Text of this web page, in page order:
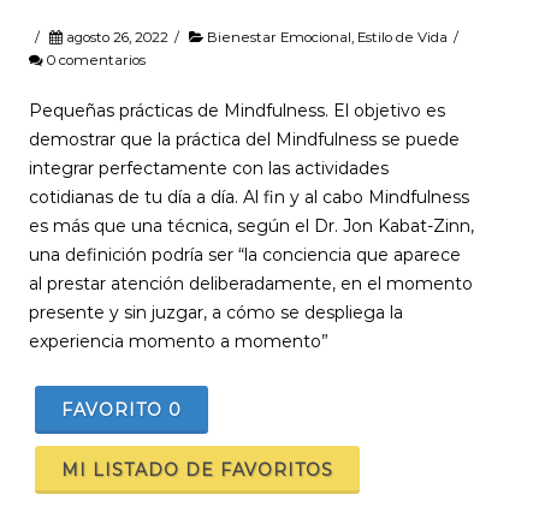
/ agosto 26, 2022 / Bienestar Emocional Estilo de Vida /
0 comentarios
Pequeñas prácticas de Mindfulness. El objetivo es
demostrar que la práctica del Mindfulness se puede
integrar perfectamente con las actividades
cotidianas de tu día a día. Al fin y al cabo Mindfulness
es más que una técnica, según el Dr. Jon Kabat-Zinn,
una definición podría ser “la conciencia que aparece
al prestar atención deliberadamente, en el momento
presente y sin juzgar, a cómo se despliega la
experiencia momento a momento”
FAVORITO 0
MI LISTADO DE FAVORITOS